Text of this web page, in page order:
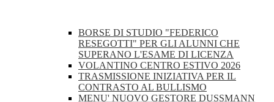
BORSE DI STUDIO "FEDERICO
RESEGOTTI" PER GLI ALUNNI CHE
SUPERANO L'ESAME DI LICENZA
VOLANTINO CENTRO ESTIVO 2026
TRASMISSIONE INIZIATIVA PER IL
CONTRASTO AL BULLISMO
MENU' NUOVO GESTORE DUSSMANN